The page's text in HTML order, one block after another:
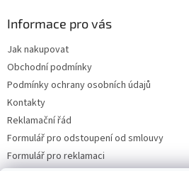
Informace pro vás
Jak nakupovat
Obchodní podmínky
Podmínky ochrany osobních údajů
Kontakty
Reklamační řád
Formulář pro odstoupení od smlouvy
Formulář pro reklamaci